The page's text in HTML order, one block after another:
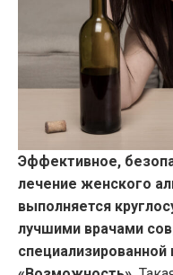
Эффективное,
лечение женского
выполняется
лучшими врачами
специализированной